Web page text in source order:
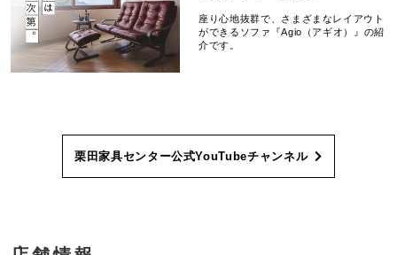
座り心地抜群で、さまざまなレイアウト
ができるソファ『Agio（アギオ）』の紹
介です。
栗田家具センター公式YouTubeチャンネル